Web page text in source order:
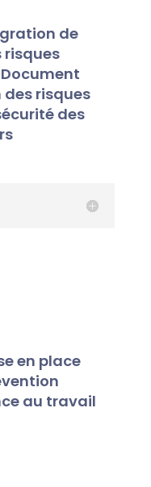
de
risques
des risques
des
en place
au travail